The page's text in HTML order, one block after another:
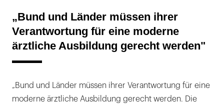
„Bund und Länder müssen ihrer
Verantwortung für eine moderne
ärztliche Ausbildung gerecht werden"
„Bund und Länder müssen ihrer Verantwortung für eine
moderne ärztliche Ausbildung gerecht werden. Die